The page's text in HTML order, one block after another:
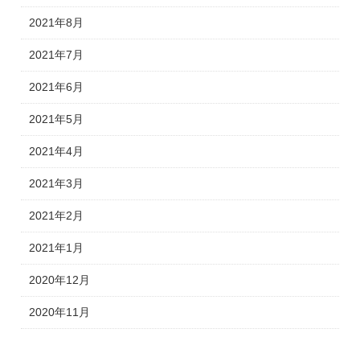
2021年8月
2021年7月
2021年6月
2021年5月
2021年4月
2021年3月
2021年2月
2021年1月
2020年12月
2020年11月